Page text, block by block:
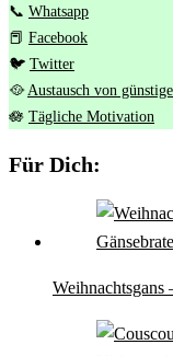
📞 Whatsapp
📕 Facebook
🐦 Twitter
🥘Austausch von
🪷 Tägliche Motivation
Für Dich: